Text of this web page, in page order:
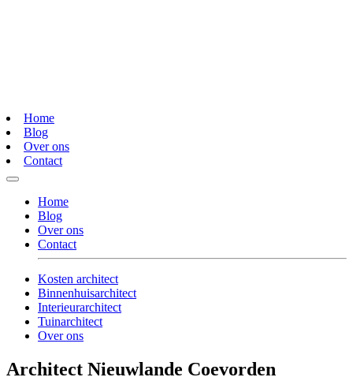
Home
Blog
Over ons
Contact
Home
Blog
Over ons
Contact
Kosten architect
Binnenhuisarchitect
Interieurarchitect
Tuinarchitect
Over ons
Architect Nieuwlande Coevorden